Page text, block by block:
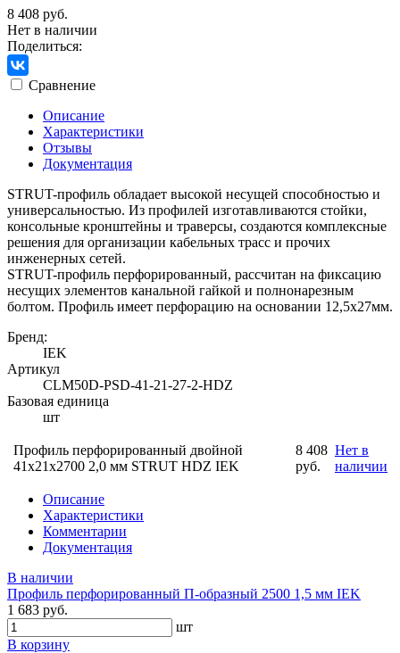
8 408 руб.
Нет в наличии
Поделиться:
Сравнение
Описание
Характеристики
Отзывы
Документация
STRUT-профиль обладает высокой несущей способностью и
универсальностью. Из профилей изготавливаются стойки,
консольные кронштейны и траверсы, создаются комплексные
решения для организации кабельных трасс и прочих
инженерных сетей.
STRUT-профиль перфорированный, рассчитан на фиксацию
несущих элементов канальной гайкой и полнонарезным
болтом. Профиль имеет перфорацию на основании 12,5х27мм.
Бренд:
IEK
Артикул
CLM50D-PSD-41-21-27-2-HDZ
Базовая единица
шт
Профиль перфорированный двойной
41х21х2700 2,0 мм STRUT HDZ IEK
8 408
руб.
Нет в
наличии
Описание
Характеристики
Комментарии
Документация
В наличии
Профиль перфорированный П-образный 2500 1,5 мм IEK
1 683 руб.
шт
В корзину